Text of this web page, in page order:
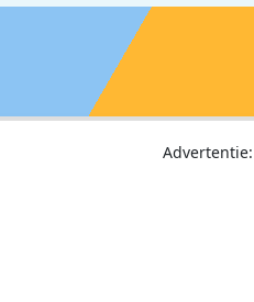
Advertentie: